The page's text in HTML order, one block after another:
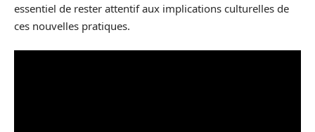
essentiel de rester attentif aux implications culturelles de
ces nouvelles pratiques.